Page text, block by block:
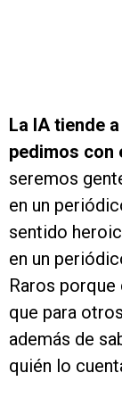
La IA tiende
pedimos con
seremos
en un
sentido
en un
Raros
que para
además de
quién lo